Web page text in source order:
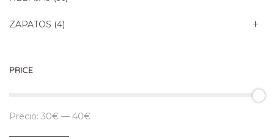
ZAPATOS (4)
PRICE
Precio: 30€ — 40€